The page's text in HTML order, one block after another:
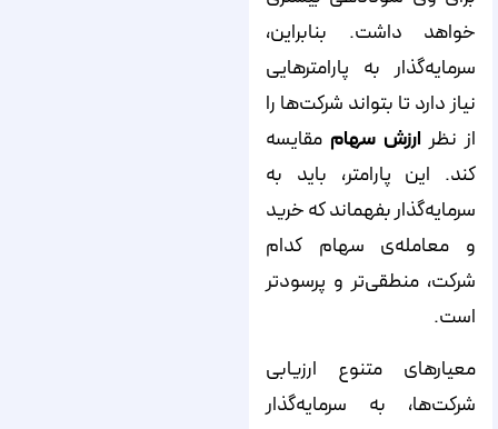
خواهد داشت. بنابراین،
سرمایه‌گذار به پارامترهایی
نیاز دارد تا بتواند شرکت‌ها را
از نظر ارزش سهام مقایسه
کند. این پارامتر، باید به
سرمایه‌گذار بفهماند که خرید
و معامله‌ی سهام کدام
شرکت، منطقی‌تر و پرسودتر
است.
معیارهای متنوع ارزیابی
شرکت‌ها، به سرمایه‌گذار